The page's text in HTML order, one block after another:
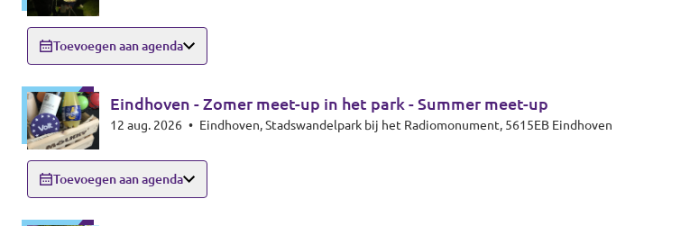
Toevoegen aan agenda
Eindhoven - Zomer meet-up in het park - Summer meet-up
12 aug. 2026 • Eindhoven, Stadswandelpark bij het Radiomonument, 5615EB Eindhoven
Toevoegen aan agenda